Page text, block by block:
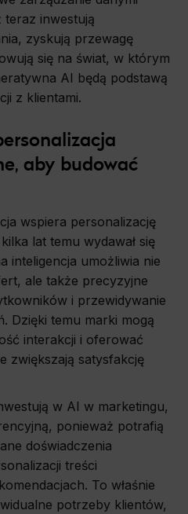
teraz inwestują
zyskują przewagę
się na świat, w którym
AI będą podstawą
z klientami.
aby budować
wspiera personalizację
lat temu wydawał się
inteligencja umożliwia nie
ale także precyzyjne
i przewidywanie
Dzięki temu marki mogą
interakcji i oferować
zwiększają satysfakcję
w AI w marketingu,
ponieważ potrafią
doświadczenia
treści
To właśnie
potrzeby klientów,